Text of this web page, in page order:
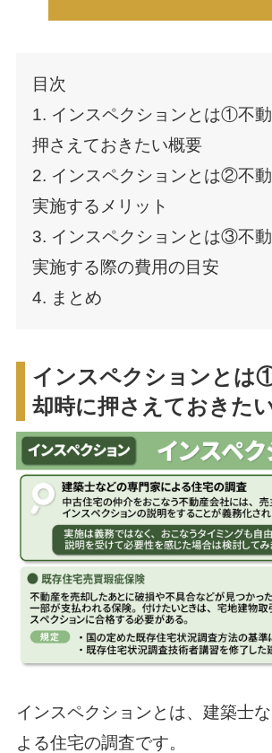
目次
1. インスペクションとは①不
押さえておきたい概要
2. インスペクションとは②不
実施するメリット
3. インスペクションとは③不
実施する際の費用の目安
4. まとめ
インスペクションとは
却時に押さえておきた
インスペクションとは、建築士
よる住宅の調査です。